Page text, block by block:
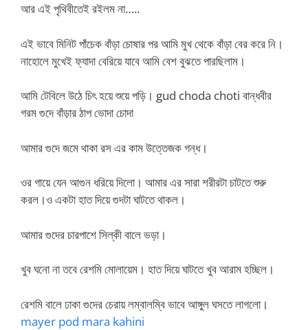
আর এই পৃথিবীতেই রইলম না…..
এই ভাবে মিনিট পাঁচেক বাঁড়া চোষার পর আমি মুখ থেকে বাঁড়া বের করে নি।
নাহোলে মুখেই ফ্যাদা বেরিয়ে যাবে আমি বেশ বুঝতে পারছিলাম।
আমি টেবিলে উঠে চিৎ হয়ে শুয়ে পড়ি। gud choda choti বান্ধবীর
গরম গুদে বাঁড়ার ঠাপ ভোদা চোদা
আমার গুদে জমে থাকা রস এর কাম উত্তেজক গন্ধ।
ওর গায়ে যেন আগুন ধরিয়ে দিলো। আমার এর সারা শরীরটা চাটতে শুরু
করল।ও একটা হাত দিয়ে গুদটা ঘাটতে থাকল।
আমার গুদের চারপাশে সিল্কী বালে ভড়া।
খুব ঘনো না তবে রেশমি মোলায়েম। হাত দিয়ে ঘাটতে খুব আরাম হচ্ছিল।
রেশমি বালে ঢাকা গুদের চেরায় লম্বালম্বি ভাবে আঙ্গুল ঘসতে লাগলো।
mayer pod mara kahini